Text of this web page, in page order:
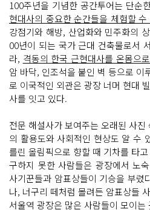
100주년을 기념한 공간투어는 단순
현대사의 중요한 순간들을 체험할 수
강점기와 해방, 산업화와 민주화의
00년이 되는 국가 근대 건축물로서
라, 격동의 한국 근현대사를 온몸으
암 바닥, 인조석을 붙인 벽 등으로 이
로 이국적인 외관은 광장 너머 현대
사를 잇고 있다.
전문 해설사가 보여주는 오래된 사
의 활용도와 사회적인 현상도 알 수
를린 올림픽으로 향할 때 기차를 타
구하지 못한 사람들은 광장에서 노
사기꾼들과 암표상들이 기승을 부렸
나, 너구리 떼처럼 몰려든 암표상들
서울역 광장은 많은 사람들이 모이